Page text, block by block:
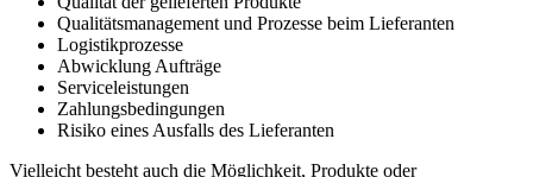
Qualitätsmanagement und Prozesse beim Lieferanten
Logistikprozesse
Abwicklung Aufträge
Serviceleistungen
Zahlungsbedingungen
Risiko eines Ausfalls des Lieferanten
Vielleicht besteht auch die Möglichkeit, Produkte oder